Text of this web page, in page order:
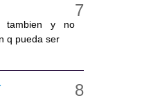
tambien y no
q pueda ser